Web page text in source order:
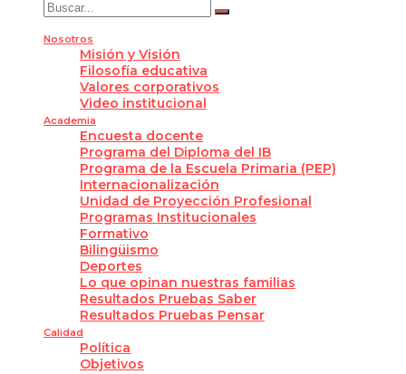
Nosotros
Misión y Visión
Filosofía educativa
Valores corporativos
Video institucional
Academia
Encuesta docente
Programa del Diploma del IB
Programa de la Escuela Primaria (PEP)
Internacionalización
Unidad de Proyección Profesional
Programas Institucionales
Formativo
Bilingüismo
Deportes
Lo que opinan nuestras familias
Resultados Pruebas Saber
Resultados Pruebas Pensar
Calidad
Política
Objetivos